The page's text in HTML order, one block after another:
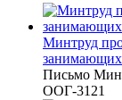
Минтруд
Письмо
ООГ-3121